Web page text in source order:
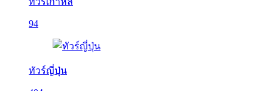
94
ทัวร์ญี่ปุ่น